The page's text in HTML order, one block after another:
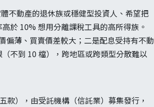
不動產的退休族或穩健型投資人、希望把
於 10% 想用分離課稅工具的高所得族。
偏薄、買賣價差較大；二是配息受持有不動
不到 10 檔），跨地區或跨類型分散難以
），由受託機構（信託業）募集發行，